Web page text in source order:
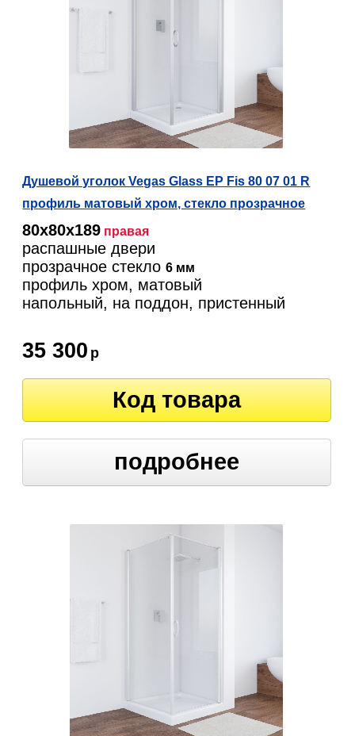
Душевой уголок Vegas Glass EP Fis 80 07 01 R
профиль матовый хром, стекло прозрачное
80х80х189 правая
распашные двери
прозрачное стекло6 мм
профиль хром, матовый
напольный, на поддон, пристенный
35 300 р
Код товара
подробнее